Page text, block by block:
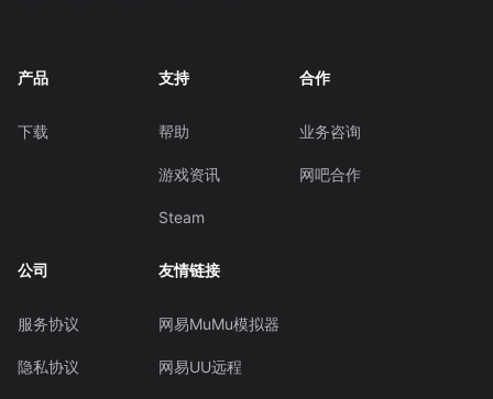
产品
下载
支持
帮助
游戏资讯
Steam
合作
业务咨询
网吧合作
公司
服务协议
隐私协议
友情链接
网易MuMu模拟器
网易UU远程